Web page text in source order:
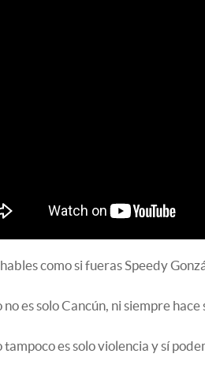
como si fueras Speedy
es solo Cancún, ni siempre
tampoco es solo violencia y sí